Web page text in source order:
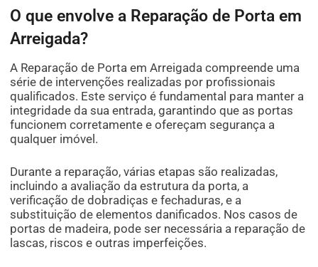
O que envolve a Reparação de Porta em
Arreigada?
A Reparação de Porta em Arreigada compreende uma
série de intervenções realizadas por profissionais
qualificados. Este serviço é fundamental para manter a
integridade da sua entrada, garantindo que as portas
funcionem corretamente e ofereçam segurança a
qualquer imóvel.
Durante a reparação, várias etapas são realizadas,
incluindo a avaliação da estrutura da porta, a
verificação de dobradiças e fechaduras, e a
substituição de elementos danificados. Nos casos de
portas de madeira, pode ser necessária a reparação de
lascas, riscos e outras imperfeições.